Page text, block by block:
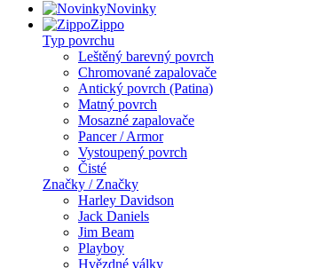
Novinky
Zippo
Typ povrchu
Leštěný barevný povrch
Chromované zapalovače
Antický povrch (Patina)
Matný povrch
Mosazné zapalovače
Pancer / Armor
Vystoupený povrch
Čisté
Značky / Značky
Harley Davidson
Jack Daniels
Jim Beam
Playboy
Hvězdné války